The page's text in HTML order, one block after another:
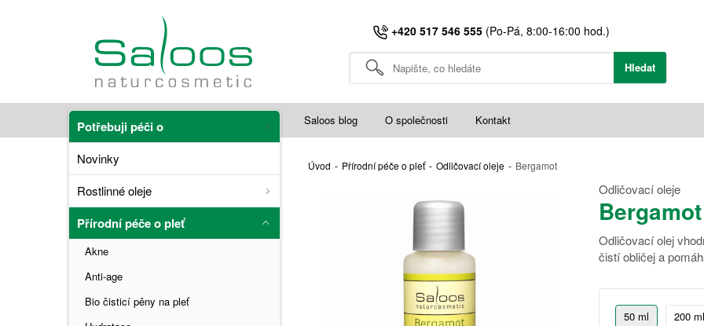
+420 517 546 555(Po-Pá, 8:00-16:00 hod.)
Hledat
Saloos blog O společnosti Kontakt
Potřebuji péči o
Novinky
Rostlinné oleje
Přírodní péče o pleť
Akne
Anti-age
Bio čisticí pěny na pleť
Úvod - Přírodní péče o pleť - Odličovací oleje - Bergamot
Odličovací oleje
Bergamot
Odličovací olej
čistí obličej a
50 ml 200 ml